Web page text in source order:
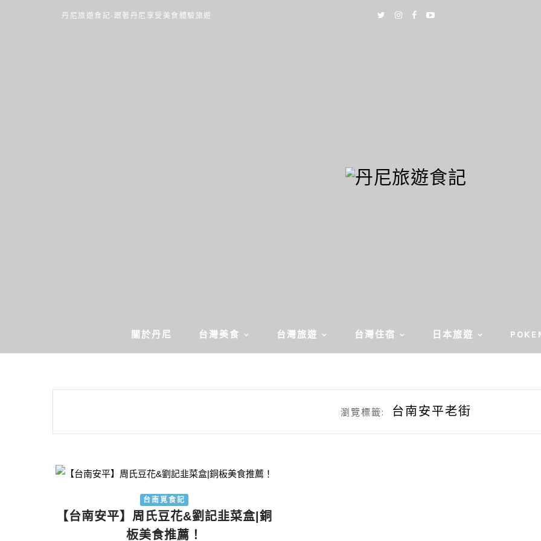
丹尼旅遊食記-跟著丹尼享受美食體驗旅遊
關於丹尼 台灣美食 台灣旅遊 台灣住宿 日本旅遊
瀏覽標籤: 台南安平老街
台南覓食記
【台南安平】周氏豆花&劉記韭菜盒|銅
板美食推薦！